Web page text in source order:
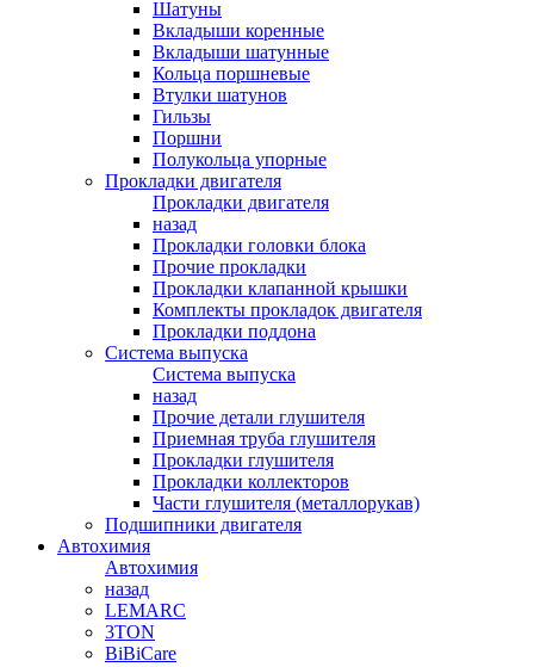
Шатуны
Вкладыши коренные
Вкладыши шатунные
Кольца поршневые
Втулки шатунов
Гильзы
Поршни
Полукольца упорные
Прокладки двигателя
Прокладки двигателя
назад
Прокладки головки блока
Прочие прокладки
Прокладки клапанной крышки
Комплекты прокладок двигателя
Прокладки поддона
Система выпуска
Система выпуска
назад
Прочие детали глушителя
Приемная труба глушителя
Прокладки глушителя
Прокладки коллекторов
Части глушителя (металлорукав)
Подшипники двигателя
Автохимия
Автохимия
назад
LEMARC
3TON
BiBiCare